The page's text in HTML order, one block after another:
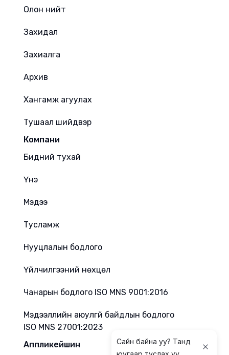
Олон нийт
Захидал
Захиалга
Архив
Хангамж агуулах
Тушаал шийдвэр
Компани
Бидний тухай
Үнэ
Мэдээ
Тусламж
Нууцлалын бодлого
Үйлчилгээний нөхцөл
Чанарын бодлого ISO MNS 9001:2016
Мэдээллийн аюулгүй байдлын бодлого
ISO MNS 27001:2023
Аппликейшин
Сайн байна уу? Танд